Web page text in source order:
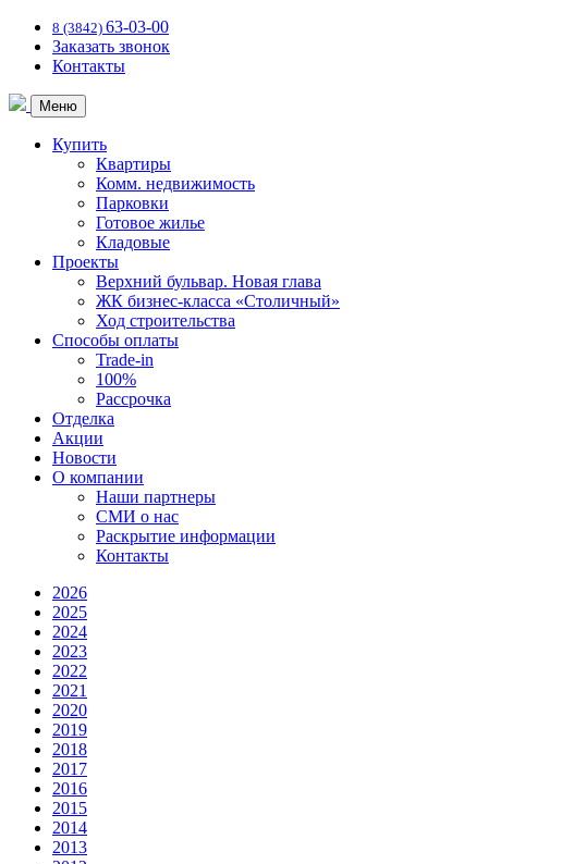
8 (3842) 63-03-00
Заказать звонок
Контакты
Меню
Купить
Квартиры
Комм. недвижимость
Парковки
Готовое жилье
Кладовые
Проекты
Верхний бульвар. Новая глава
ЖК бизнес-класса «Столичный»
Ход строительства
Способы оплаты
Trade-in
100%
Рассрочка
Отделка
Акции
Новости
О компании
Наши партнеры
СМИ о нас
Раскрытие информации
Контакты
2026
2025
2024
2023
2022
2021
2020
2019
2018
2017
2016
2015
2014
2013